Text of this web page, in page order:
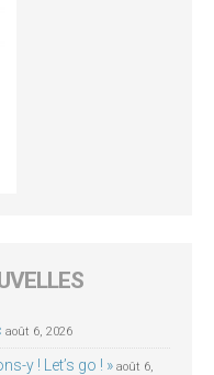
août 6, 2026
y ! Let’s go ! » août 6,